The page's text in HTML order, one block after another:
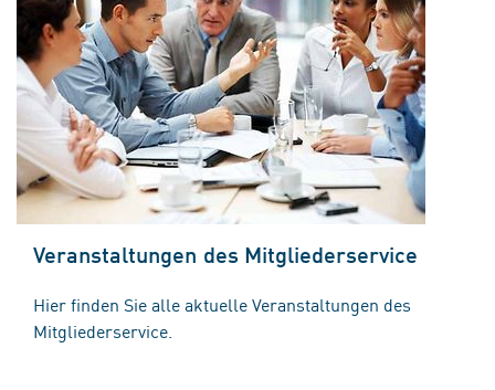
Veranstaltungen des Mitgliederservice
Hier finden Sie alle aktuelle Veranstaltungen des
Mitgliederservice.